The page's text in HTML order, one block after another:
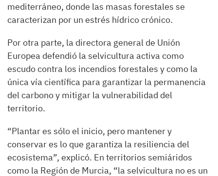
mediterráneo, donde las masas forestales se
caracterizan por un estrés hídrico crónico.
Por otra parte, la directora general de Unión
Europea defendió la selvicultura activa como
escudo contra los incendios forestales y como la
única vía científica para garantizar la permanencia
del carbono y mitigar la vulnerabilidad del
territorio.
“Plantar es sólo el inicio, pero mantener y
conservar es lo que garantiza la resiliencia del
ecosistema”, explicó. En territorios semiáridos
como la Región de Murcia, “la selvicultura no es un